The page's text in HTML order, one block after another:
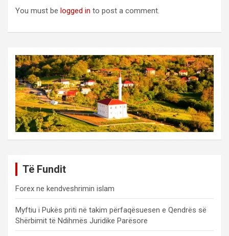
You must be logged in to post a comment.
Të Fundit
Forex ne kendveshrimin islam
Myftiu i Pukës priti në takim përfaqësuesen e Qendrës së
Shërbimit të Ndihmës Juridike Parësore